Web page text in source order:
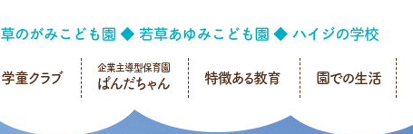
学童クラブ
企業主導型保育園
ぱんだちゃん 特徴ある教育 園での生活